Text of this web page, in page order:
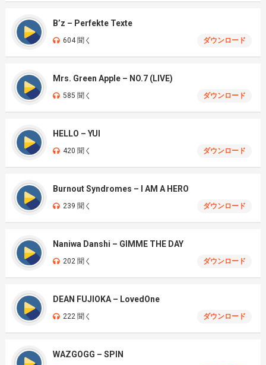
B’z – Perfekte Texte
604 聞く ダウンロード
Mrs. Green Apple – NO.7 (LIVE)
585 聞く ダウンロード
HELLO – YUI
420 聞く ダウンロード
Burnout Syndromes – I AM A HERO
239 聞く ダウンロード
Naniwa Danshi – GIMME THE DAY
202 聞く ダウンロード
DEAN FUJIOKA – LovedOne
222 聞く ダウンロード
WAZGOGG – SPIN